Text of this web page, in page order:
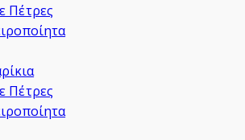
Πέτρες
Πέτρες